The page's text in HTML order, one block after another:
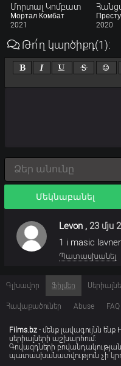
Մորտալ Կոմբատ
Мортал Комбат
2021
2020
Թո՛ղ կարծիքդ(1):
Մեկնաբանել
Levon , 23 մյս
Պատասխանել
1 i masic
Գլխավոր Ֆիլմեր
Հավաքածուներ Abuse FAQ
Films.bz - մենք լավագույնն ենք
սերիալների աշխարհում:
Գովազդների
պատասխանատվություն չի